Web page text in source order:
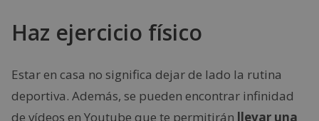
Haz ejercicio físico
Estar en casa no significa dejar de lado la rutina
deportiva. Además, se pueden encontrar infinidad
de vídeos en Youtube que te permitirán llevar una